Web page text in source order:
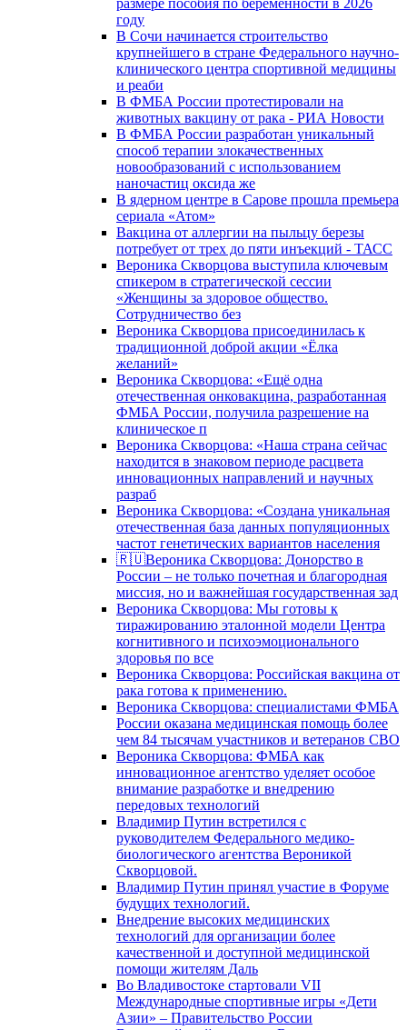
размере пособия по беременности в 2026
году
В Сочи начинается строительство
крупнейшего в стране Федерального научно-
клинического центра спортивной медицины
и реаби
В ФМБА России протестировали на
животных вакцину от рака - РИА Новости
В ФМБА России разработан уникальный
способ терапии злокачественных
новообразований с использованием
наночастиц оксида же
В ядерном центре в Сарове прошла премьера
сериала «Атом»
Вакцина от аллергии на пыльцу березы
потребует от трех до пяти инъекций - ТАСС
Вероника Скворцова выступила ключевым
спикером в стратегической сессии
«Женщины за здоровое общество.
Сотрудничество без
Вероника Скворцова присоединилась к
традиционной доброй акции «Ёлка
желаний»
Вероника Скворцова: «Ещё одна
отечественная онковакцина, разработанная
ФМБА России, получила разрешение на
клиническое п
Вероника Скворцова: «Наша страна сейчас
находится в знаковом периоде расцвета
инновационных направлений и научных
разраб
Вероника Скворцова: «Создана уникальная
отечественная база данных популяционных
частот генетических вариантов населения
🇷🇺Вероника Скворцова: Донорство в
России – не только почетная и благородная
миссия, но и важнейшая государственная зад
Вероника Скворцова: Мы готовы к
тиражированию эталонной модели Центра
когнитивного и психоэмоционального
здоровья по все
Вероника Скворцова: Российская вакцина от
рака готова к применению.
Вероника Скворцова: специалистами ФМБА
России оказана медицинская помощь более
чем 84 тысячам участников и ветеранов СВО
Вероника Скворцова: ФМБА как
инновационное агентство уделяет особое
внимание разработке и внедрению
передовых технологий
Владимир Путин встретился с
руководителем Федерального медико-
биологического агентства Вероникой
Скворцовой.
Владимир Путин принял участие в Форуме
будущих технологий.
Внедрение высоких медицинских
технологий для организации более
качественной и доступной медицинской
помощи жителям Даль
Во Владивостоке стартовали VII
Международные спортивные игры «Дети
Азии» – Правительство России